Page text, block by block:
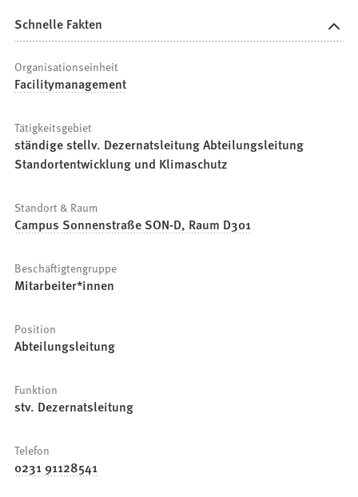
Schnelle Fakten
Organisationseinheit
Facilitymanagement
Tätigkeitsgebiet
ständige stellv. Dezernatsleitung Abteilungsleitung
Standortentwicklung und Klimaschutz
Standort & Raum
Campus Sonnenstraße SON-D, Raum D301
Beschäftigtengruppe
Mitarbeiter*innen
Position
Abteilungsleitung
Funktion
stv. Dezernatsleitung
Telefon
0231 91128541